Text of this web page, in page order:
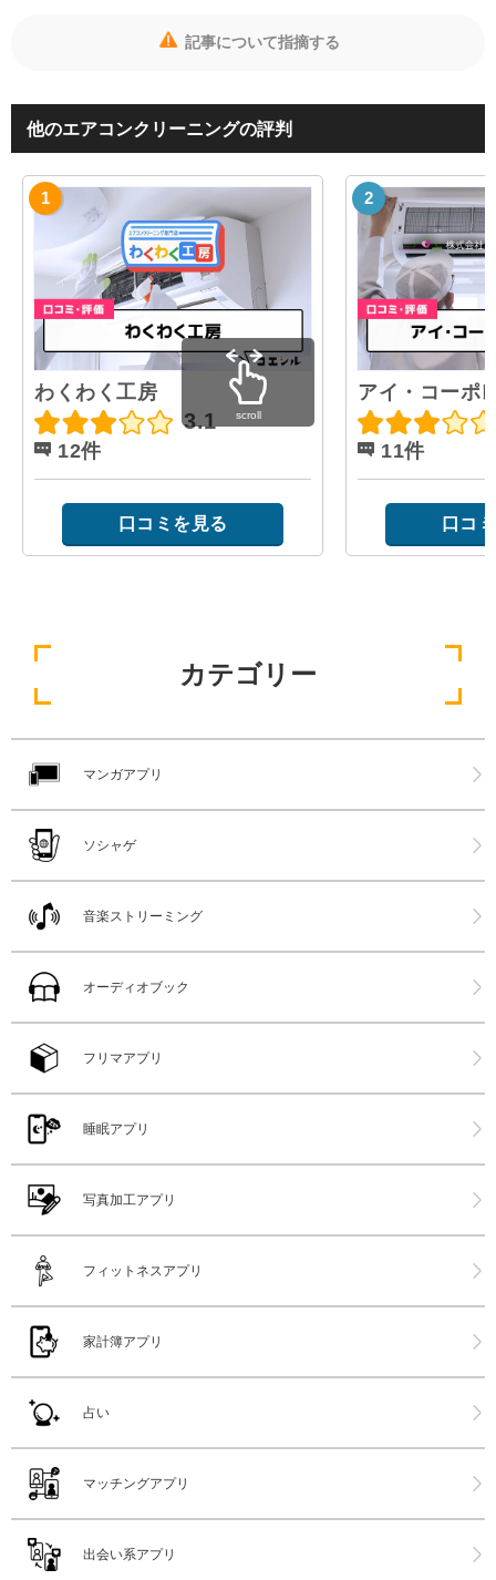
記事について指摘する
他のエアコンクリーニングの評判
わくわく工房
3.1
12件
口コミを見る
アイ・コーポ
11件
口コ
scroll
カテゴリー
マンガアプリ
ソシャゲ
音楽ストリーミング
オーディオブック
フリマアプリ
睡眠アプリ
写真加工アプリ
フィットネスアプリ
家計簿アプリ
占い
マッチングアプリ
出会い系アプリ